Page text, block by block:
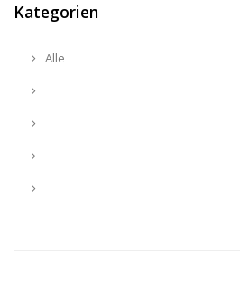
Kategorien
Alle